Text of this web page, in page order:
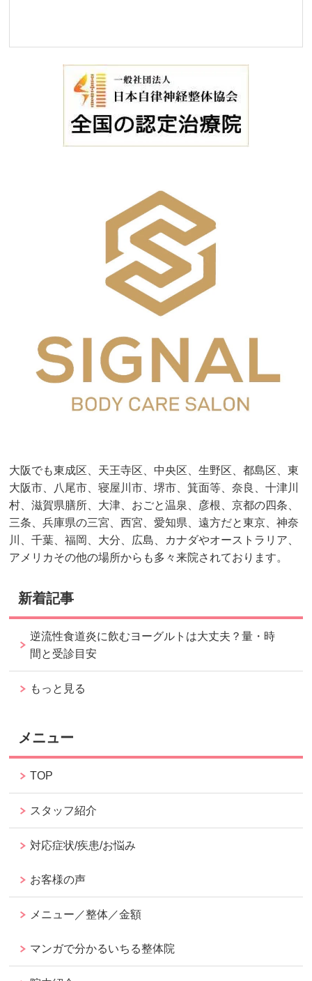
大阪でも東成区、天王寺区、中央区、生野区、都島区、東
大阪市、八尾市、寝屋川市、堺市、箕面等、奈良、十津川
村、滋賀県膳所、大津、おごと温泉、彦根、京都の四条、
三条、兵庫県の三宮、西宮、愛知県、遠方だと東京、神奈
川、千葉、福岡、大分、広島、カナダやオーストラリア、
アメリカその他の場所からも多々来院されております。
新着記事
逆流性食道炎に飲むヨーグルトは大丈夫？量・時
間と受診目安
もっと見る
メニュー
TOP
スタッフ紹介
対応症状/疾患/お悩み
お客様の声
メニュー／整体／金額
マンガで分かるいちる整体院